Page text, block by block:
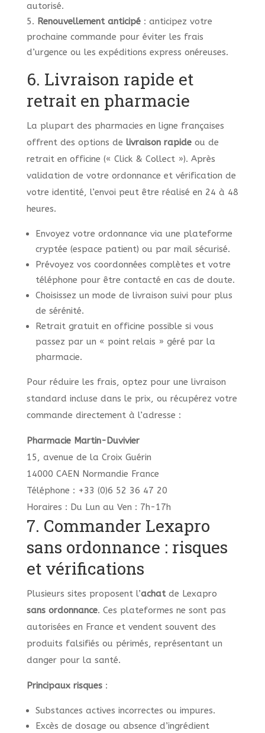
autorisé.
Renouvellement anticipé: anticipez votre
prochaine commande pour éviter les frais
d’urgence ou les expéditions express onéreuses.
6. Livraison rapide et
retrait en pharmacie
La plupart des pharmacies en ligne françaises
offrent des options de livraison rapideou de
retrait en officine (« Click & Collect »). Après
validation de votre ordonnance et vérification de
votre identité, l’envoi peut être réalisé en 24 à 48
heures.
Envoyez votre ordonnance via une plateforme
cryptée (espace patient) ou par mail sécurisé.
Prévoyez vos coordonnées complètes et votre
téléphone pour être contacté en cas de doute.
Choisissez un mode de livraison suivi pour plus
de sérénité.
Retrait gratuit en officine possible si vous
passez par un « point relais » géré par la
pharmacie.
Pour réduire les frais, optez pour une livraison
standard incluse dans le prix, ou récupérez votre
commande directement à l’adresse :
Pharmacie Martin-Duvivier
15, avenue de la Croix Guérin
14000 CAEN Normandie France
Téléphone : +33 (0)6 52 36 47 20
Horaires : Du Lun au Ven : 7h-17h
7. Commander Lexapro
sans ordonnance : risques
et vérifications
Plusieurs sites proposent l’achatde Lexapro
sans ordonnance. Ces plateformes ne sont pas
autorisées en France et vendent souvent des
produits falsifiés ou périmés, représentant un
danger pour la santé.
Principaux risques:
Substances actives incorrectes ou impures.
Excès de dosage ou absence d’ingrédient